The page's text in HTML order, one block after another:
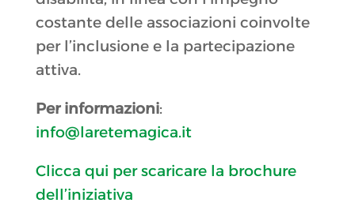
costante delle associazioni coinvolte
per l’inclusione e la partecipazione
attiva.
Per informazioni:
info@laretemagica.it
Clicca qui per scaricare la brochure
dell’iniziativa